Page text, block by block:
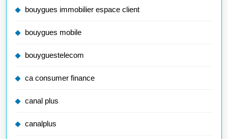
bouygues immobilier espace client
bouygues mobile
bouyguestelecom
ca consumer finance
canal plus
canalplus